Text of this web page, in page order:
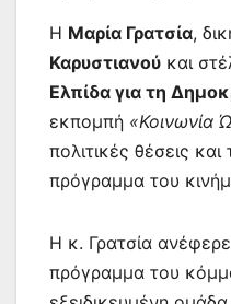
Η Μαρία Γρατσία,
Καρυστιανού και
Ελπίδα για τη
εκπομπή «Κοινωνία
πολιτικές θέσεις
πρόγραμμα του
Η κ. Γρατσία
πρόγραμμα του